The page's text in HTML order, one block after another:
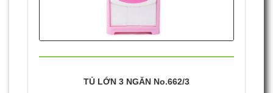
TỦ LỚN 3 NGĂN No.662/3